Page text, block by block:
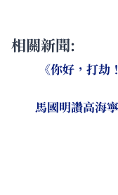
相關新聞:
《你好，打
馬國明讚高海